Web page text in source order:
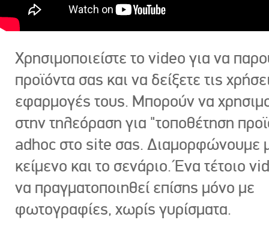
Χρησιμοποιείστε το video για να
προϊόντα σας και να δείξετε τις
εφαρμογές τους. Μπορούν να
στην τηλεόραση για "τοποθέτηση
adhoc στο site σας. Διαμορφώνουμε
κείμενο και το σενάριο. Ένα τέτοιο
να πραγματοποιηθεί επίσης μόνο με
φωτογραφίες, χωρίς γυρίσματα.